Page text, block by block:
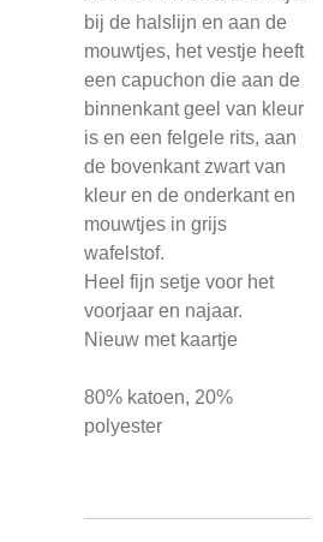
bij de halslijn en aan de
mouwtjes, het vestje heeft
een capuchon die aan de
binnenkant geel van kleur
is en een felgele rits, aan
de bovenkant zwart van
kleur en de onderkant en
mouwtjes in grijs
wafelstof.
Heel fijn setje voor het
voorjaar en najaar.
Nieuw met kaartje
80% katoen, 20%
polyester